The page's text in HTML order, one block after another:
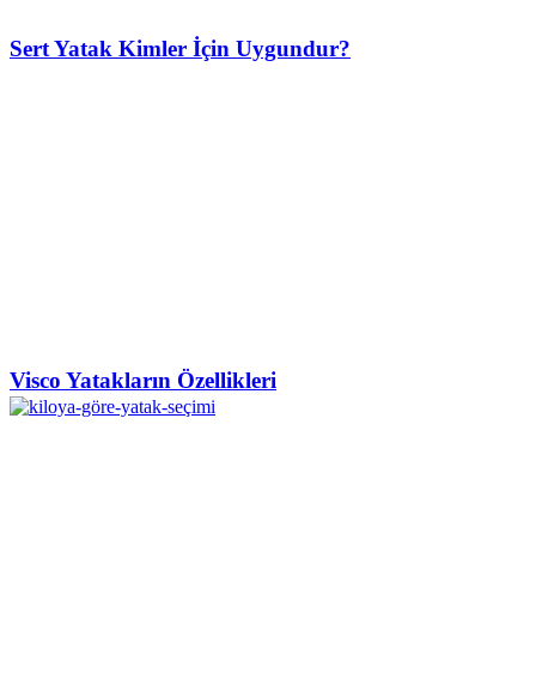
Sert Yatak Kimler İçin Uygundur?
Visco Yatakların Özellikleri